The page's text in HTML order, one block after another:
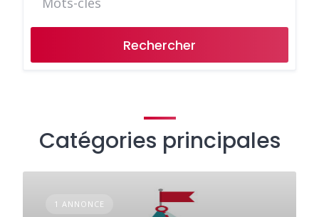
Rechercher
Catégories principales
1 ANNONCE